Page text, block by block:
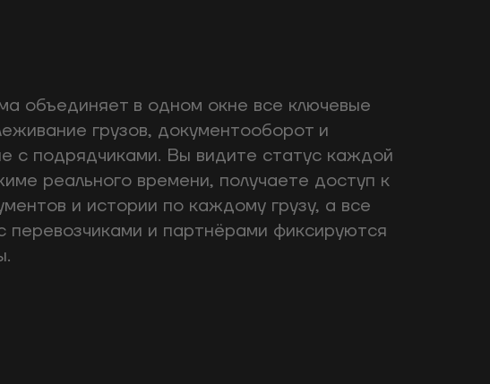
объединяет в одном окне все ключевые
грузов, документооборот и
с подрядчиками. Вы видите статус каждой
реального времени, получаете доступ к
и истории по каждому грузу, а все
перевозчиками и партнёрами фиксируются